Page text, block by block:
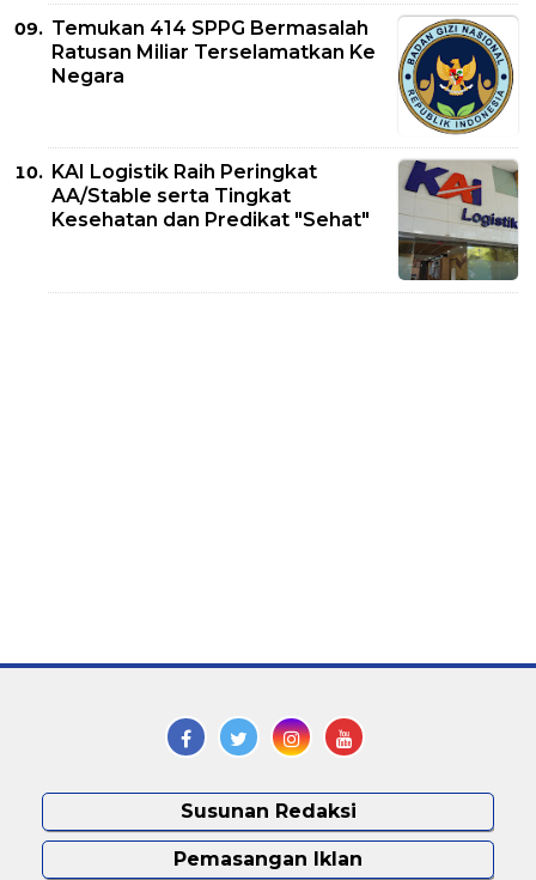
Temukan 414 SPPG Bermasalah
Ratusan Miliar Terselamatkan Ke
Negara
KAI Logistik Raih Peringkat
AA/Stable serta Tingkat
Kesehatan dan Predikat "Sehat"
Susunan Redaksi
Pemasangan Iklan